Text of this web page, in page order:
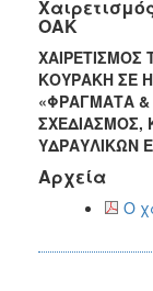
-
2023
2007
-
2013
Έργου
ΟΑΚ
ΚΟΥΡΑΚΗ ΣΕ
«ΦΡΑΓΜΑΤΑ
ΣΧΕΔΙΑΣΜΟΣ,
ΥΔΡΑΥΛΙΚΩΝ
Αρχεία
Ο